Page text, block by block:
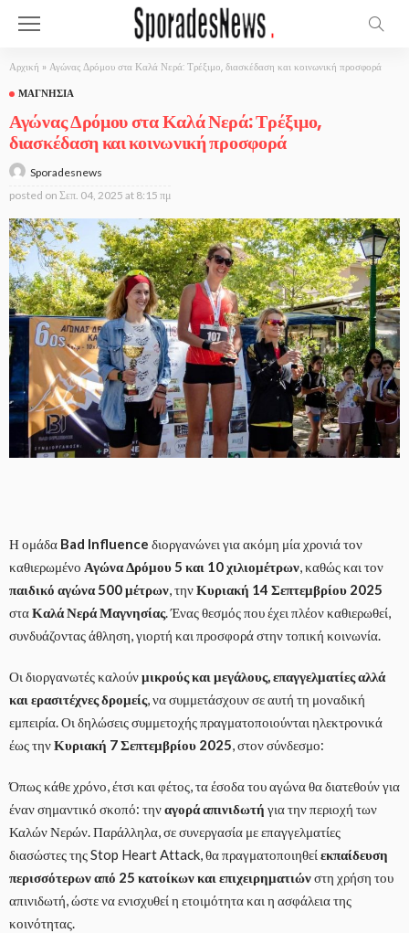
Αρχική » Αγώνας Δρόμου στα Καλά Νερά: Τρέξιμο, διασκέδαση και κοινωνική προσφορά
ΜΑΓΝΗΣΊΑ
Αγώνας Δρόμου στα Καλά Νερά: Τρέξιμο,
διασκέδαση και κοινωνική προσφορά
Sporadesnews
posted on Σεπ. 04, 2025 at 8:15 πμ
Η ομάδα Bad Influence διοργανώνει για ακόμη μία χρονιά τον
καθιερωμένο Αγώνα Δρόμου 5 και 10 χιλιομέτρων, καθώς και τον
παιδικό αγώνα 500 μέτρων, τηνΚυριακή 14 Σεπτεμβρίου 2025
σταΚαλά Νερά Μαγνησίας. Ένας θεσμός που έχει πλέον καθιερωθεί,
συνδυάζοντας άθληση, γιορτή και προσφορά στην τοπική κοινωνία.
Οι διοργανωτές καλούνμικρούς και μεγάλους, επαγγελματίες αλλά
και ερασιτέχνες δρομείς, να συμμετάσχουν σε αυτή τη μοναδική
εμπειρία. Οι δηλώσεις συμμετοχής πραγματοποιούνται ηλεκτρονικά
έως τηνΚυριακή 7 Σεπτεμβρίου 2025, στον σύνδεσμο:
Όπως κάθε χρόνο, έτσι και φέτος, τα έσοδα του αγώνα θα διατεθούν για
έναν σημαντικό σκοπό: τηναγορά απινιδωτή για την περιοχή των
Καλών Νερών. Παράλληλα, σε συνεργασία με επαγγελματίες
διασώστες της Stop Heart Attack, θα πραγματοποιηθείεκπαίδευση
περισσότερων από 25 κατοίκων και επιχειρηματιώνστη χρήση του
απινιδωτή, ώστε να ενισχυθεί η ετοιμότητα και η ασφάλεια της
κοινότητας.